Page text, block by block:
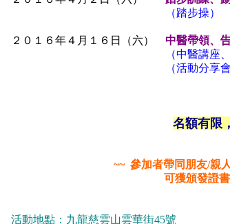
（踏步操）
２０１６年４月１６日 （六） 中醫帶領、
（中醫講座
（活動分享會暨嘉
名額有限
~~ 參加者帶同朋友/親
可獲頒發證
活動地點：九龍慈雲山雲華街45號